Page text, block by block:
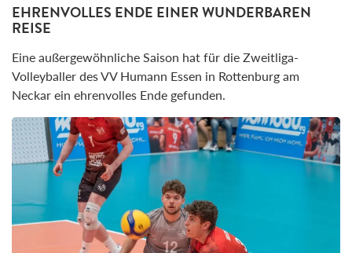
EHRENVOLLES ENDE EINER WUNDERBAREN
REISE
Eine außergewöhnliche Saison hat für die Zweitliga-
Volleyballer des VV Humann Essen in Rottenburg am
Neckar ein ehrenvolles Ende gefunden.